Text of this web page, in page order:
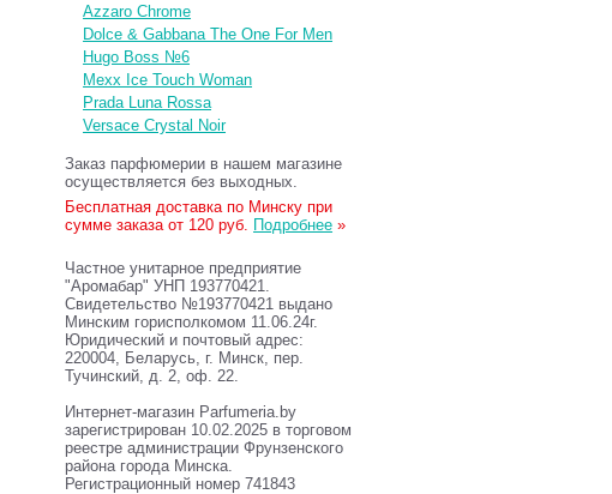
Azzaro Chrome
Dolce & Gabbana The One For Men
Hugo Boss №6
Mexx Ice Touch Woman
Prada Luna Rossa
Versace Crystal Noir
Заказ парфюмерии в нашем магазине
осуществляется без выходных.
Бесплатная доставка по Минску при
сумме заказа от 120 руб. Подробнее »
Частное унитарное предприятие
"Аромабар" УНП 193770421.
Свидетельство №193770421 выдано
Минским горисполкомом 11.06.24г.
Юридический и почтовый адрес:
220004, Беларусь, г. Минск, пер.
Тучинский, д. 2, оф. 22.
Интернет-магазин Parfumeria.by
зарегистрирован 10.02.2025 в торговом
реестре администрации Фрунзенского
района города Минска.
Регистрационный номер 741843